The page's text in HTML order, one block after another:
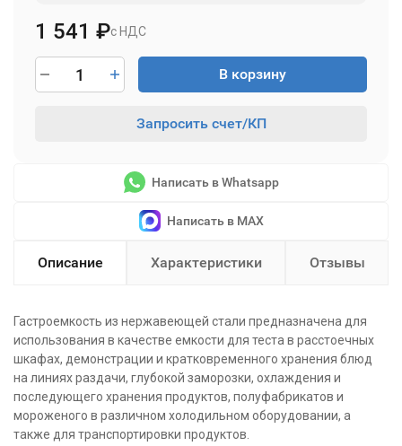
с НДС
1 541 ₽
В корзину
Запросить счет/КП
Написать в Whatsapp
Написать в MAX
Описание Характеристики Отзывы
Гастроемкость из нержавеющей стали предназначена для
использования в качестве емкости для теста в расстоечных
шкафах, демонстрации и кратковременного хранения блюд
на линиях раздачи, глубокой заморозки, охлаждения и
последующего хранения продуктов, полуфабрикатов и
мороженого в различном холодильном оборудовании, а
также для транспортировки продуктов.